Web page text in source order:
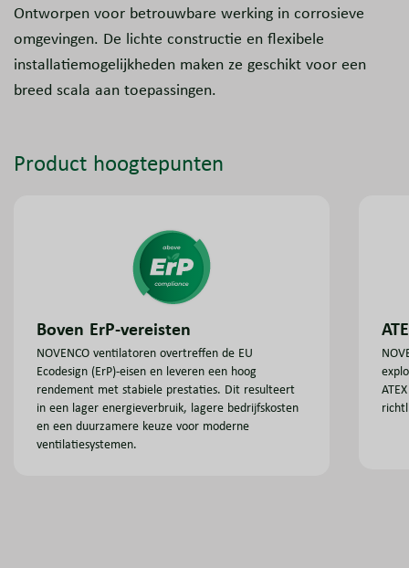
Ontworpen voor betrouwbare werking in corrosieve
omgevingen. De lichte constructie en flexibele
installatiemogelijkheden maken ze geschikt voor een
breed scala aan toepassingen.
Product hoogtepunten
Boven ErP-vereisten
NOVENCO ventilatoren overtreffen de EU
Ecodesign (ErP)-eisen en leveren een hoog
rendement met stabiele prestaties. Dit resulteert
in een lager energieverbruik, lagere bedrijfskosten
en een duurzamere keuze voor moderne
ventilatiesystemen.